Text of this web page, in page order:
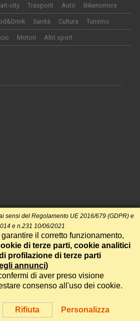
city Trasporti Auto Bikenomics
Sanità Cultura Turismo
Motori Altri sport
S.r.l. • P.IVA 14478081004 • Testata
di Roma del 14/12/2017
Rifiuta Personalizza
sensi del Regolamento UE 2016/679 (GDPR) e
e n.231 10/06/2021
il corretto funzionamento,
di terze parti, cookie analitici
profilazione di terze parti
annunci)
di aver preso visione
consenso all'uso dei cookie.